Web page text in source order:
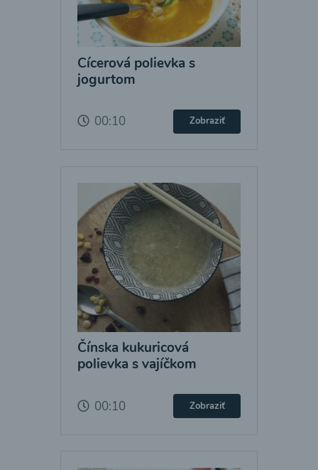
Cícerová polievka s
jogurtom
00:10 Zobraziť
Čínska kukuricová
polievka s vajíčkom
00:10 Zobraziť